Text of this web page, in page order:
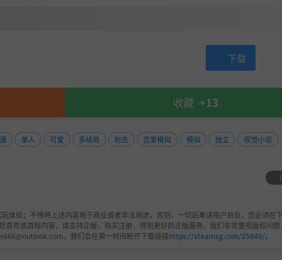
下载
收藏 +13
单人 可爱 多结局 射击 恋爱模拟 模拟 独立
视觉小说
体验；不得将上述内容用于商业或者非法用途，否则，一切后果请用户自负。您必须在
欢该游戏内容，请支持正版，购买注册，得到更好的正版服务。我们非常重视版权问题
，我们会在第一时间断开下载链接https://steamzg.com/25849/。